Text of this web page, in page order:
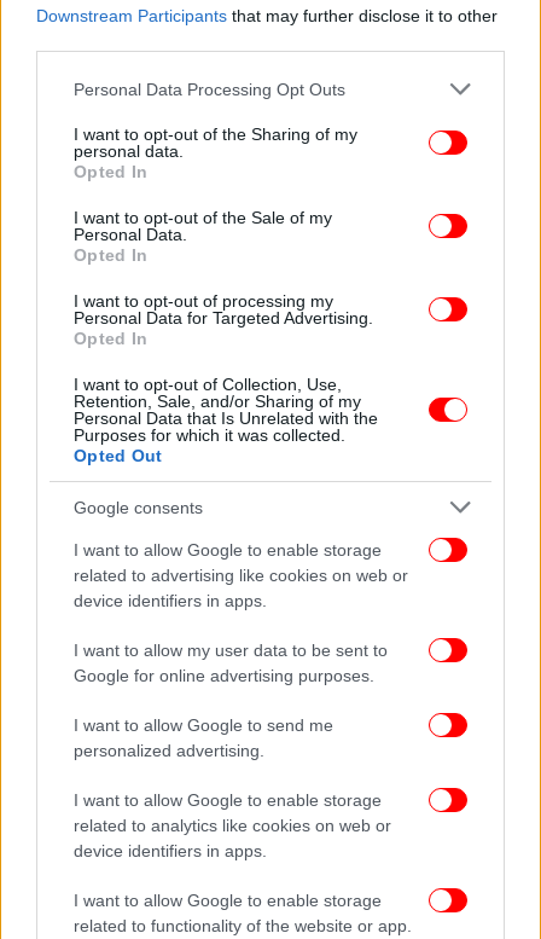
Downstream Participants that may further disclose it to other
Please note that this website/app uses one or more Google
not limited to your visit or usage behaviour. You may click to
grant or deny consent to Google and its third-party tags to
use your data for below specified purposes in below Google
consent section.
Personal Data Processing Opt Outs
I want to opt-out of the Sharing of my
personal data.
Opted In
I want to opt-out of the Sale of my
Personal Data.
Opted In
I want to opt-out of processing my
Personal Data for Targeted Advertising.
Opted In
I want to opt-out of Collection, Use,
Retention, Sale, and/or Sharing of my
Personal Data that Is Unrelated with the
Purposes for which it was collected.
Opted Out
Google consents
I want to allow Google to enable storage
related to advertising like cookies on web or
device identifiers in apps.
I want to allow my user data to be sent to
Google for online advertising purposes.
I want to allow Google to send me
personalized advertising.
I want to allow Google to enable storage
related to analytics like cookies on web or
device identifiers in apps.
I want to allow Google to enable storage
related to functionality of the website or app.
απώλεια του γιου του, ξεκίνησε το «Cancer
2019: Κρίσεις βήχα και ανησυχίες για την προεκλογική
του εκστρατεία
Καθώς ο 76χρονος τότε Μπάιντεν βρισκόταν εν
μέσω της προεκλογικής του εκστρατείας για τις
εμφανίσεις του προκάλεσαν ανησυχίες.
Οι δημοσιογράφοι σημείωναν συχνές κρίσεις βήχα
και βραχνή ομιλία. Οι επικεφαλής της
προεκλογικής του εκστρατείας επέμεναν ότι ήταν
καλά, κατηγορώντας τις εποχιακές αλλεργίες.
Νοέμβριος 2021: Αφαίρεση πολύποδα παχέος εντέρου
Ο Λευκός Οίκος αποκάλυψε τον Νοέμβριο του 2021
ότι οΤζο Μπάιντεν αφαίρεσε έναν «καλοήθη αλλά
δυνητικά προκαρκινικό» πολύποδα
από το κόλον
του κατά τη διάρκεια μιας κολονοσκόπησης
Φεβρουάριος 2023 – Καρκίνος του δέρματος
Μόλις λίγους μήνες μετά το δεύτερο έτος της
προεδρίας του, ο Τζο Μπάιντεν αφαίρεσε ένα
εξάνθημα στο δέρμα από το στήθος του, το οποίο
καρκίνωμα, μια μορφή καρκίνου του δέρματος.